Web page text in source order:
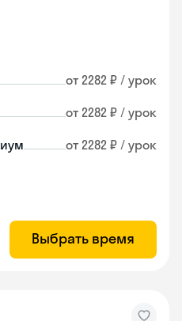
от 2282 ₽ / урок
от 2282 ₽ / урок
от 2282 ₽ / урок
Выбрать время